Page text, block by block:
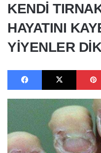
KENDİ
HAYATINI
YİYENLER
Facebook X